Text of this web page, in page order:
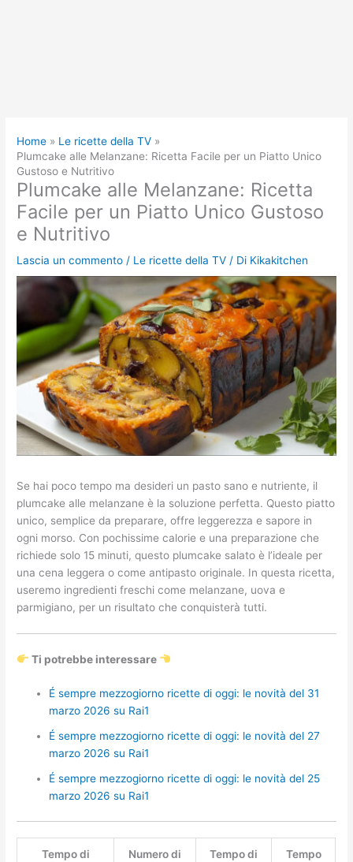
Home
Le ricette della TV
Plumcake alle Melanzane: Ricetta Facile per un Piatto Unico
Gustoso e Nutritivo
Plumcake alle Melanzane: Ricetta
Facile per un Piatto Unico Gustoso
e Nutritivo
Lascia un commento / Le ricette della TV / Di Kikakitchen
Se hai poco tempo ma desideri un pasto sano e nutriente, il
plumcake alle melanzane è la soluzione perfetta. Questo piatto
unico, semplice da preparare, offre leggerezza e sapore in
ogni morso. Con pochissime calorie e una preparazione che
richiede solo 15 minuti, questo plumcake salato è l’ideale per
una cena leggera o come antipasto originale. In questa ricetta,
useremo ingredienti freschi come melanzane, uova e
parmigiano, per un risultato che conquisterà tutti.
Ti potrebbe interessare
É sempre mezzogiorno ricette di oggi: le novità del 31
marzo 2026 su Rai1
É sempre mezzogiorno ricette di oggi: le novità del 27
marzo 2026 su Rai1
É sempre mezzogiorno ricette di oggi: le novità del 25
marzo 2026 su Rai1
Tempo di
Numero di
Tempo di
Tempo